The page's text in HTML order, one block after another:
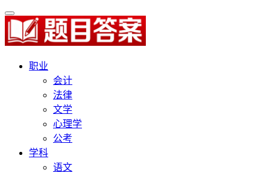
职业
会计
法律
文学
心理学
公考
学科
语文